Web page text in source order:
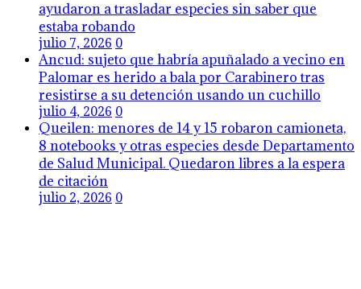
ayudaron a trasladar especies sin saber que
estaba robando
julio 7, 2026 0
Ancud: sujeto que habría apuñalado a vecino en
Palomar es herido a bala por Carabinero tras
resistirse a su detención usando un cuchillo
julio 4, 2026 0
Queilen: menores de 14 y 15 robaron camioneta,
8 notebooks y otras especies desde Departamento
de Salud Municipal. Quedaron libres a la espera
de citación
julio 2, 2026 0